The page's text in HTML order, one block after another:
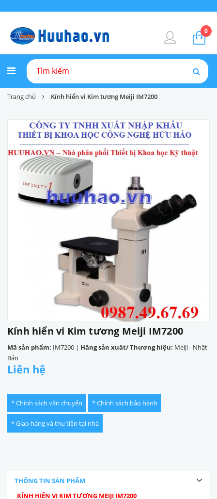
0
Trang chủ Kính hiển vi Kim tương Meiji IM7200
Kính hiển vi Kim tương Meiji IM7200
Mã sản phẩm: IM7200 | Hãng sản xuất/ Thương hiệu: Meiji - Nhật
Bản
Liên hệ
* Chính sách vận chuyển * Chính sách bảo hành
* Giao hàng và thu tiền tại nhà
THÔNG TIN SẢN PHẨM
KÍNH HIỂN VI KIM TƯƠNG MEIJI IM7200